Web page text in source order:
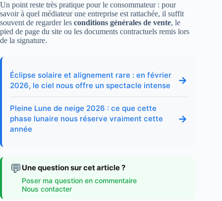
Un point reste très pratique pour le consommateur : pour
savoir à quel médiateur une entreprise est rattachée, il suffit
souvent de regarder les conditions générales de vente, le
pied de page du site ou les documents contractuels remis lors
de la signature.
Éclipse solaire et alignement rare : en février
2026, le ciel nous offre un spectacle intense
→
Pleine Lune de neige 2026 : ce que cette
phase lunaire nous réserve vraiment cette
année
→
💬 Une question sur cet article ?
Poser ma question en commentaire
Nous contacter